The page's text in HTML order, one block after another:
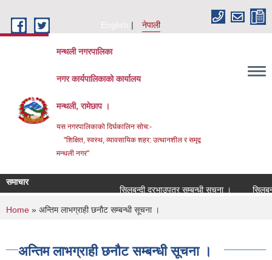
English
नेपाली
मन्थली नगरपालिका
नगर कार्यपालिकाको कार्यालय
मन्थली, रामेछाप ।
यस नगरपालिकाको दिर्घकालिन सोच:-
"शिक्षित, स्वस्थ, व्यावसायिक शहर: उत्थानशील र समृद्व
मन्थली नगर"
समाचार
सिलबन्दी दरभाउपत्र सम्बन्धी सूचना ।
You are here
Home » अन्तिम लाभग्राही छनौट सम्बन्धी सूचना ।
अन्तिम लाभग्राही छनौट सम्बन्धी सूचना ।